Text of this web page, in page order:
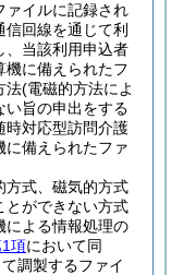
ァイルに記録され
回線を通じて利
、当該利用申込者
機に備えられたフ
法(電磁的方法によ
い旨の申出をする
時対応型訪問介護
に備えられたファ
方式、磁気的方式
とができない方式
による情報処理の
項において同
調製するファイ